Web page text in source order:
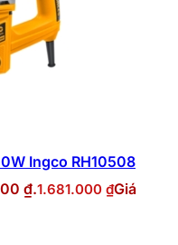
Ingco RH10508
₫.1.681.000 ₫Giá